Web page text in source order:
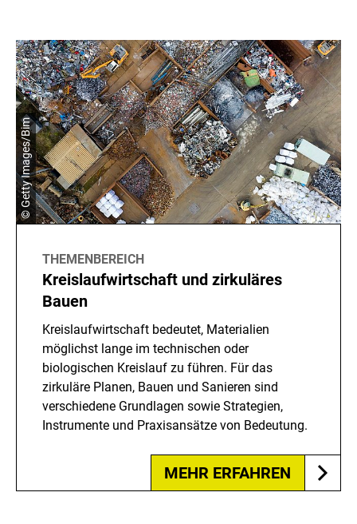
© Getty Images/Bim
THEMENBEREICH
Kreislaufwirtschaft und zirkuläres
Bauen
Kreislaufwirtschaft bedeutet, Materialien
möglichst lange im technischen oder
biologischen Kreislauf zu führen. Für das
zirkuläre Planen, Bauen und Sanieren sind
verschiedene Grundlagen sowie Strategien,
Instrumente und Praxisansätze von Bedeutung.
MEHR ERFAHREN